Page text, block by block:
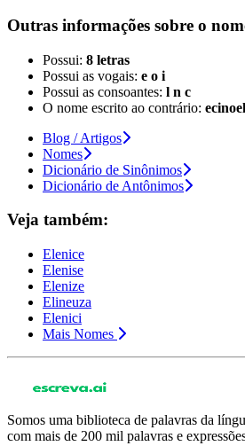
Outras informações sobre o
Possui: 8 letras
Possui as vogais: e o i
Possui as consoantes: l n c
O nome escrito ao contrário:
Blog / Artigos
Nomes
Dicionário de Sinônimos
Dicionário de Antônimos
Veja também:
Elenice
Elenise
Elenize
Elineuza
Elenici
Mais Nomes
Somos uma biblioteca de palavras da
com mais de 200 mil palavras e